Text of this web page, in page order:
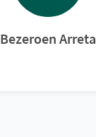
Bezeroen Arreta